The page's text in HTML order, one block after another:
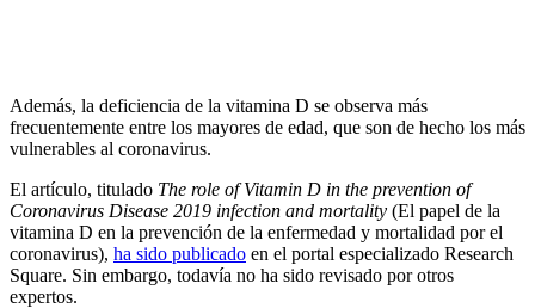
Además, la deficiencia de la vitamina D se observa más
frecuentemente entre los mayores de edad, que son de hecho los más
vulnerables al coronavirus.
El artículo, titulado The role of Vitamin D in the prevention of
Coronavirus Disease 2019 infection and mortality (El papel de la
vitamina D en la prevención de la enfermedad y mortalidad por el
coronavirus), ha sido publicado en el portal especializado Research
Square. Sin embargo, todavía no ha sido revisado por otros
expertos.